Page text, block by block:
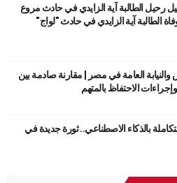
رحيل الطالبة آية الزايدي في حادث مروع
الطالبة آية الزايدي في حادث "لواج"
والنيابة العامة في مصر | مقارنة صادمة بين
الاحتفاظ بالمتهم
بالذكاء الاصطناعي.. ثورة جديدة في